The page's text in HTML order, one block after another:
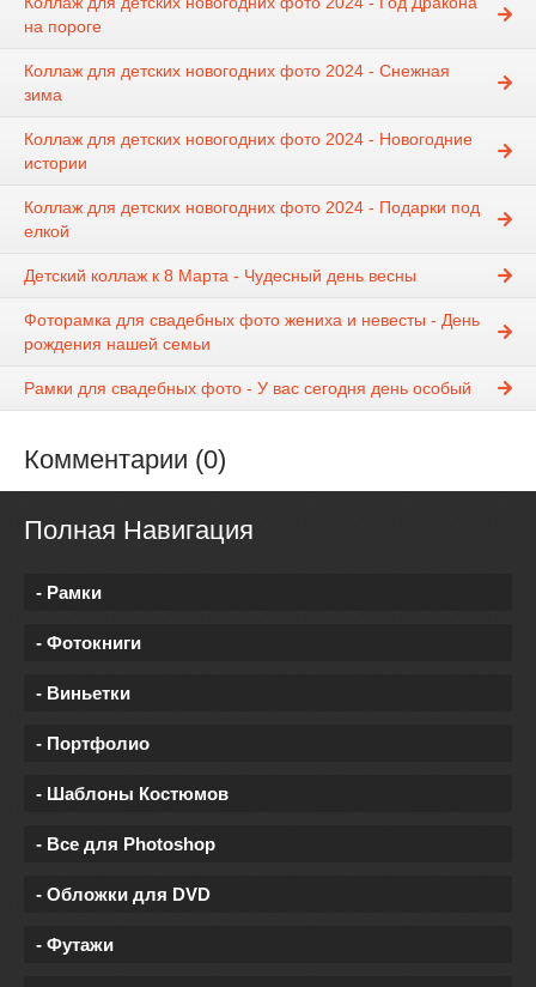
на пороге
Коллаж для детских новогодних фото 2024 - Снежная
зима
Коллаж для детских новогодних фото 2024 - Новогодние
истории
Коллаж для детских новогодних фото 2024 - Подарки под
елкой
Детский коллаж к 8 Марта - Чудесный день весны
Фоторамка для свадебных фото жениха и невесты - День
рождения нашей семьи
Рамки для свадебных фото - У вас сегодня день особый
Комментарии (0)
Полная Навигация
- Рамки
- Фотокниги
- Виньетки
- Портфолио
- Шаблоны Костюмов
- Все для Photoshop
- Обложки для DVD
- Футажи